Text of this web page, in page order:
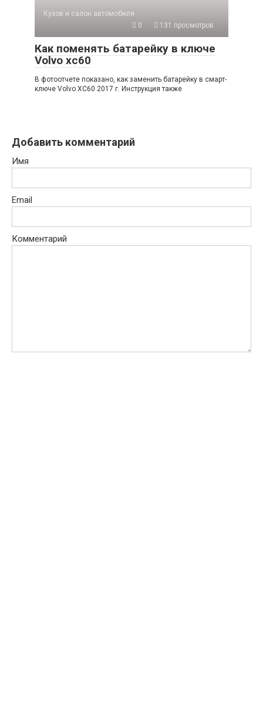
Кузов и салон автомобиля
0
131 просмотров
Как поменять батарейку в ключе
Volvo xc60
В фотоотчете показано, как заменить батарейку в смарт-
ключе Volvo XC60 2017 г. Инструкция также
Добавить комментарий
Имя
Email
Комментарий